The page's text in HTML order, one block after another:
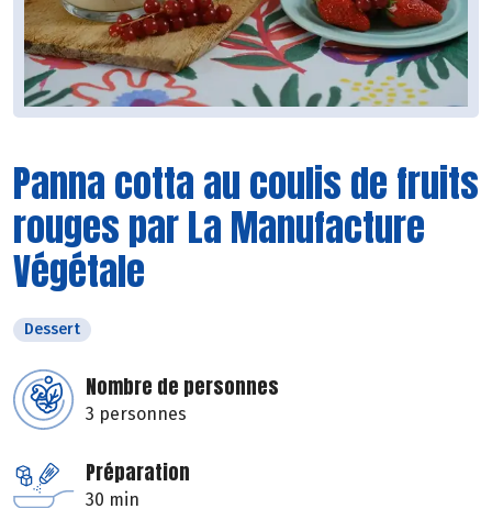
Panna cotta au coulis de fruits
rouges par La Manufacture
Végétale
Dessert
Nombre de personnes
3 personnes
Préparation
30 min